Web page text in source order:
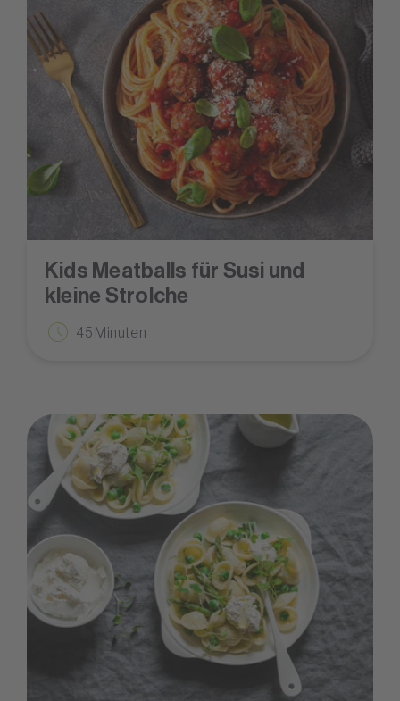
Kids Meatballs für Susi und
kleine Strolche
45 Minuten